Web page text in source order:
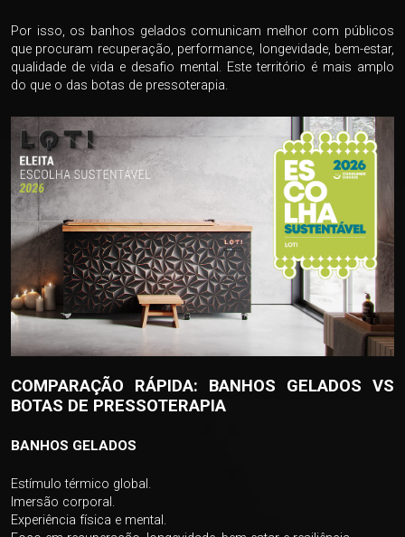
Por isso, os banhos gelados comunicam melhor com públicos
que procuram recuperação, performance, longevidade, bem-estar,
qualidade de vida e desafio mental. Este território é mais amplo
do que o das botas de pressoterapia.
COMPARAÇÃO RÁPIDA: BANHOS GELADOS VS
BOTAS DE PRESSOTERAPIA
BANHOS GELADOS
Estímulo térmico global.
Imersão corporal.
Experiência física e mental.